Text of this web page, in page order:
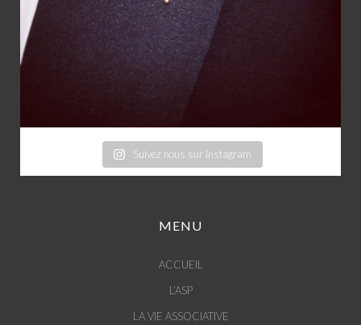
Suivez nous sur Instagram
MENU
ACCUEIL
L’ASP
LA VIE ASSOCIATIVE